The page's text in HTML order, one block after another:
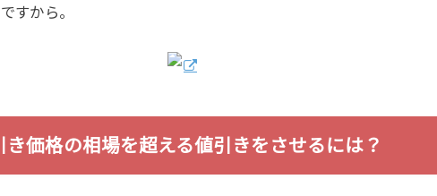
すから。
き価格の相場を超える値引きをさせるには？